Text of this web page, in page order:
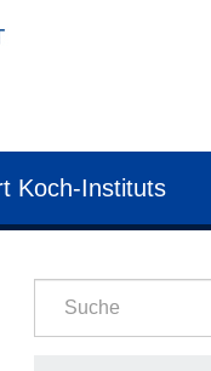
Koch-Instituts